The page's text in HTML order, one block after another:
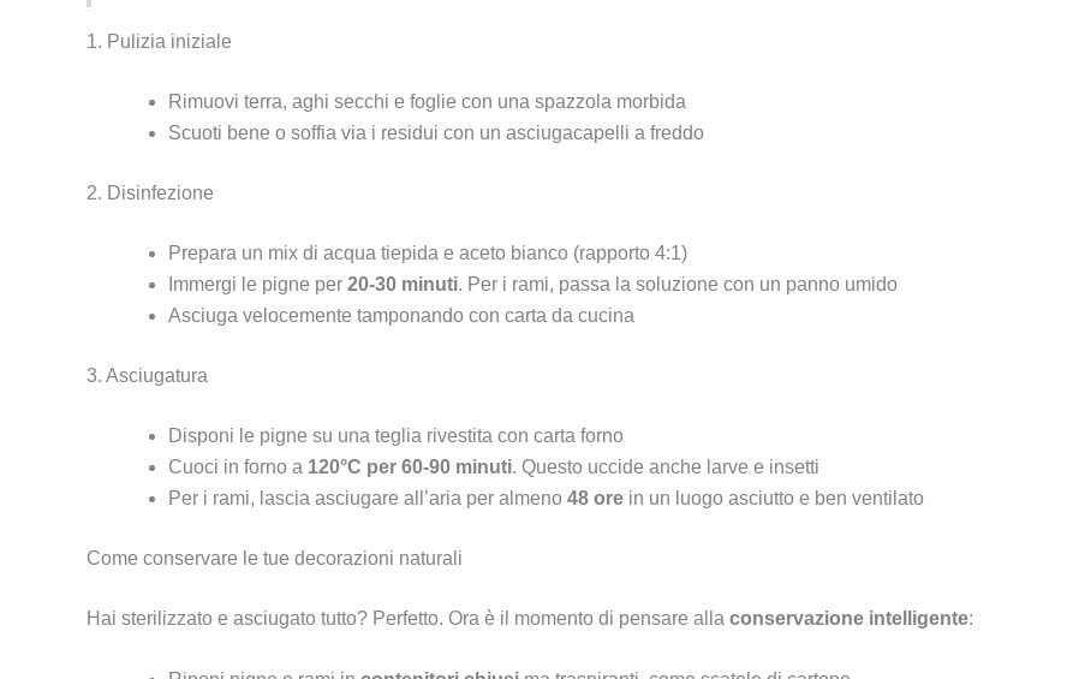
1. Pulizia iniziale
Rimuovi terra, aghi secchi e foglie con una spazzola morbida
Scuoti bene o soffia via i residui con un asciugacapelli a freddo
2. Disinfezione
Prepara un mix di acqua tiepida e aceto bianco (rapporto 4:1)
Immergi le pigne per 20-30 minuti. Per i rami, passa la soluzione con un panno umido
Asciuga velocemente tamponando con carta da cucina
3. Asciugatura
Disponi le pigne su una teglia rivestita con carta forno
Cuoci in forno a 120°C per 60-90 minuti. Questo uccide anche larve e insetti
Per i rami, lascia asciugare all’aria per almeno 48 ore in un luogo asciutto e ben ventilato
Come conservare le tue decorazioni naturali
Hai sterilizzato e asciugato tutto? Perfetto. Ora è il momento di pensare alla conservazione intelligente: